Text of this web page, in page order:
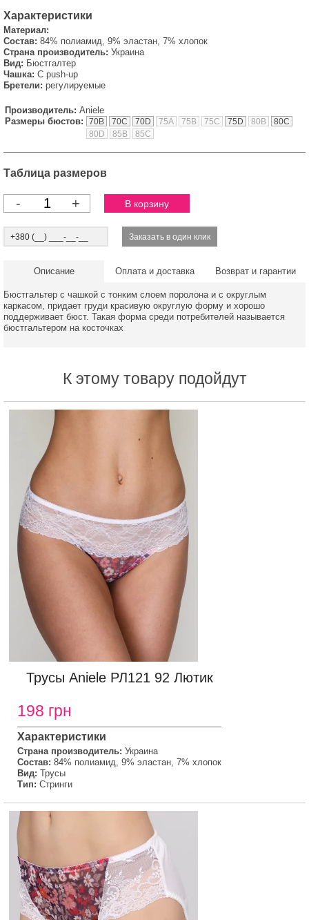
Характеристики
Материал:
Состав: 84% полиамид, 9% эластан, 7% хлопок
Страна производитель: Украина
Вид: Бюстгалтер
Чашка: С push-up
Бретели: регулируемые
Производитель: Aniele
Размеры бюстов:
70B 70C 70D 75A 75B 75C 75D 80B
80C
80D
85B 85C
Таблица размеров
- +
Описание Оплата и доставка Возврат и гарантии
Бюстгальтер с чашкой с тонким слоем поролона и с округлым
каркасом, придает груди красивую округлую форму и хорошо
поддерживает бюст. Такая форма среди потребителей называется
бюстгальтером на косточках
К этому товару подойдут
Трусы Aniele РЛ121 92 Лютик
198 грн
Характеристики
Страна производитель: Украина
Состав: 84% полиамид, 9% эластан, 7% хлопок
Вид: Трусы
Тип: Стринги